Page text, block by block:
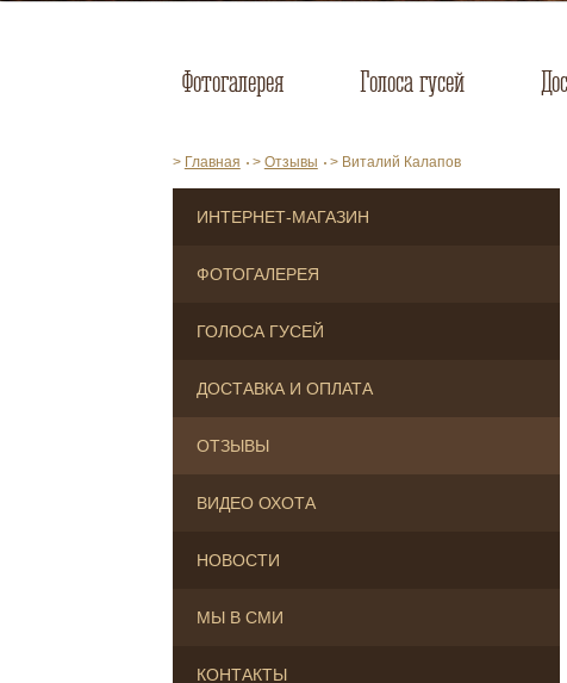
Фотогалерея Голоса гусей
> Главная > Отзывы > Виталий Калапов
ИНТЕРНЕТ-МАГАЗИН
ФОТОГАЛЕРЕЯ
ГОЛОСА ГУСЕЙ
ДОСТАВКА И ОПЛАТА
ОТЗЫВЫ
ВИДЕО ОХОТА
НОВОСТИ
МЫ В СМИ
КОНТАКТЫ